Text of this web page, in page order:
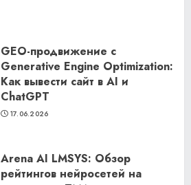
GEO-продвижение с
Generative Engine Optimization:
Как вывести сайт в AI и
ChatGPT
17.06.2026
Arena AI LMSYS: Обзор
рейтингов нейросетей на